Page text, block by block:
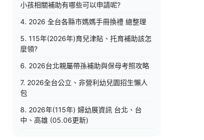
小孩相關補助有哪些可以申請呢?
4. 2026 全台各縣市媽媽手冊換禮 總整理
5. 115年(2026年)育兒津貼、托育補助該怎
麼領?
6. 2026台北親屬帶孫補助與保母考照攻略
7. 2026全台公立、非營利幼兒園招生懶人
包
8. 2026年(115年) 婦幼展資訊 台北、台
中、高雄 (05.06更新)